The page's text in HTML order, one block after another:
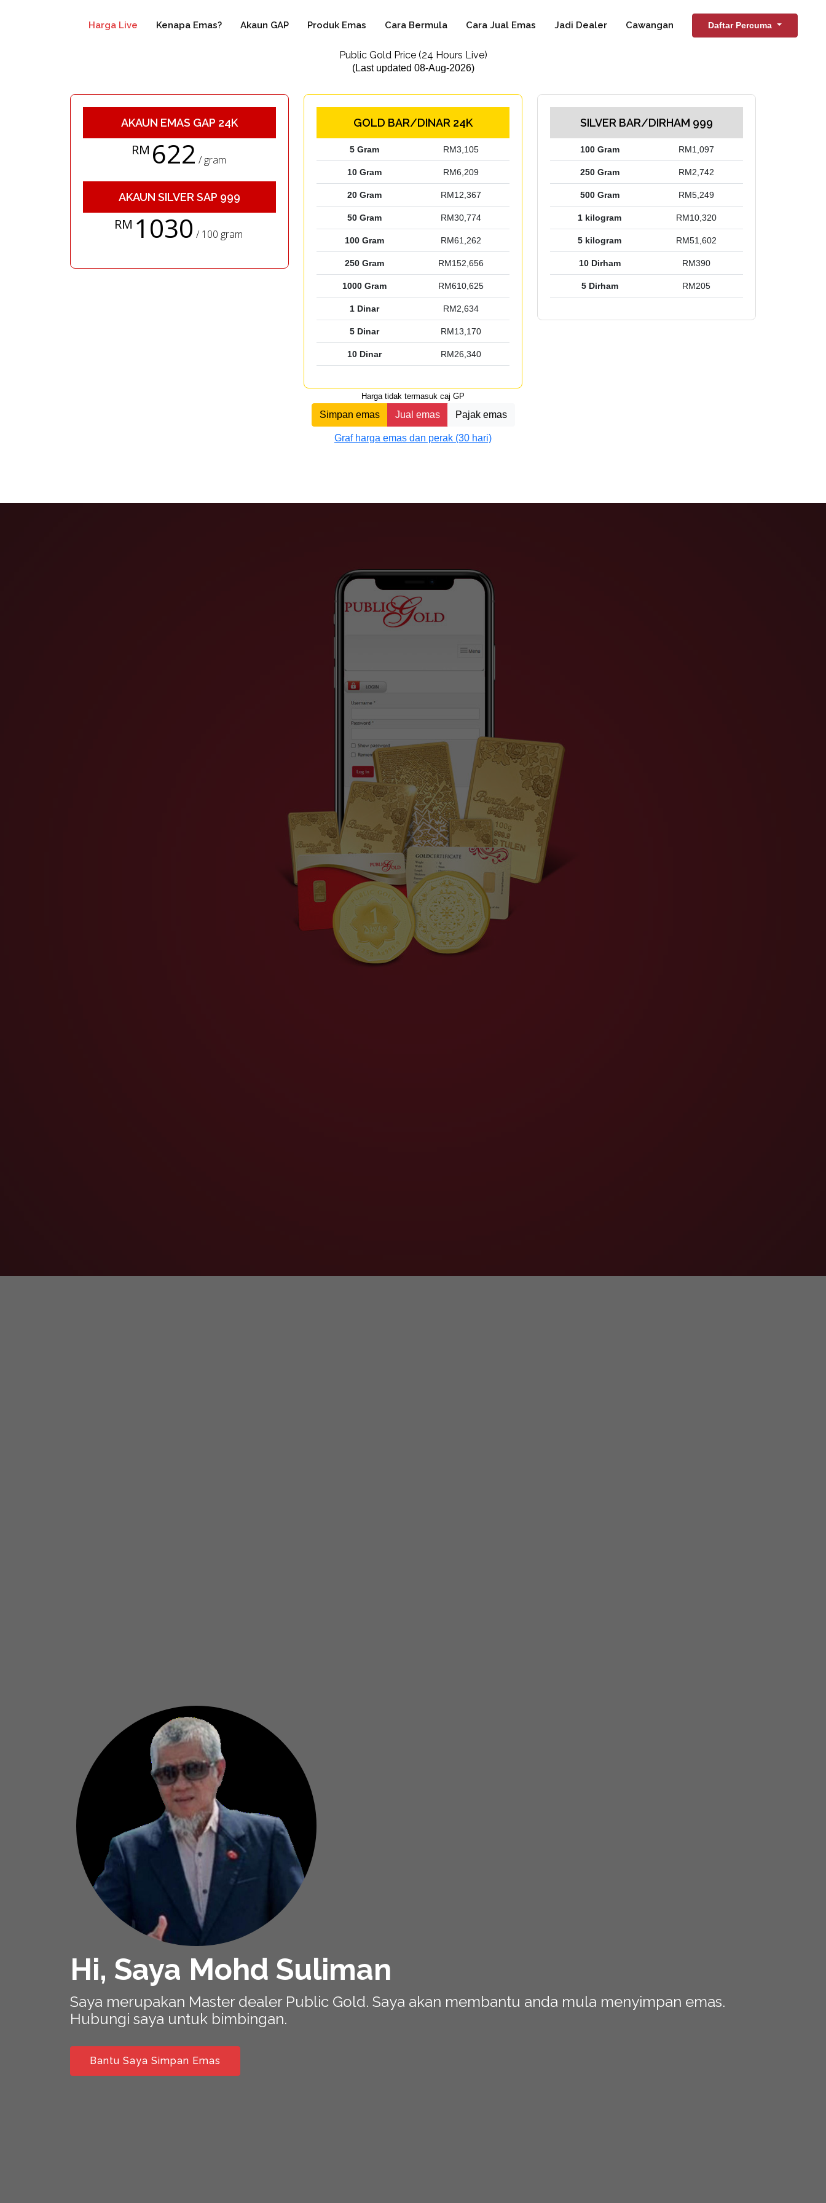
Harga Live Kenapa Emas? Akaun GAP Produk Emas Cara Bermula Cara Jual Emas Jadi Dealer Cawangan Daftar Percuma
Public Gold Price (24 Hours Live)
(Last updated 08-Aug-2026)
AKAUN EMAS GAP 24K
RM 622 / gram
AKAUN SILVER SAP 999
RM 1030 / 100 gram
GOLD BAR/DINAR 24K
5 Gram RM3,105
10 Gram RM6,209
20 Gram RM12,367
50 Gram RM30,774
100 Gram RM61,262
250 Gram RM152,656
1000 Gram RM610,625
1 Dinar RM2,634
5 Dinar RM13,170
10 Dinar RM26,340
SILVER BAR/DIRHAM 999
100 Gram RM1,097
250 Gram RM2,742
500 Gram RM5,249
1 kilogram RM10,320
5 kilogram RM51,602
10 Dirham RM390
5 Dirham RM205
Harga tidak termasuk caj GP
Simpan emas Jual emas Pajak emas
Graf harga emas dan perak (30 hari)
Hi, Saya Mohd Suliman
Saya merupakan Master dealer Public Gold. Saya akan membantu anda mula menyimpan emas.
Hubungi saya untuk bimbingan.
Bantu Saya Simpan Emas